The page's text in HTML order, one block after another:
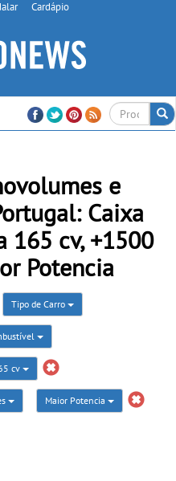
Cardápio
e
Caixa
165 cv, +1500
Potencia
Tipo de Carro
cv
Maior Potencia